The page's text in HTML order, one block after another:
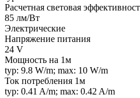
Расчетная световая
85 лм/Вт
Электрические
Напряжение питания
24 V
Мощность на 1м
typ: 9.8 W/m; max: 10 W/m
Ток потребления 1м
typ: 0.41 A/m; max: 0.42 A/m